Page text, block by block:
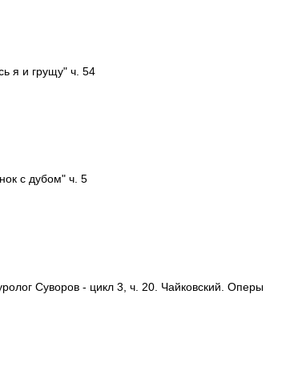
я и грущу" ч. 54
с дубом" ч. 5
Суворов - цикл 3, ч. 20. Чайковский. Оперы